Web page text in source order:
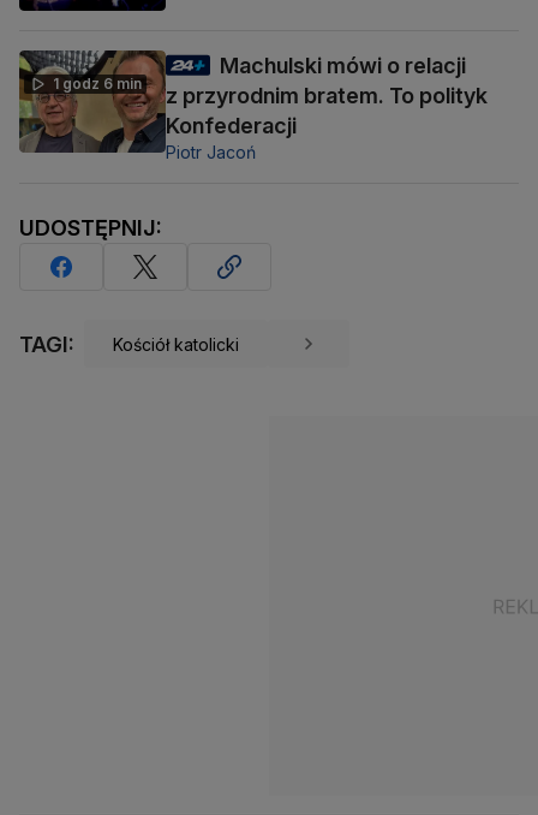
1 godz 6 min
Machulski mówi o relacji
z przyrodnim bratem. To polityk
Konfederacji
Piotr Jacoń
UDOSTĘPNIJ:
TAGI: Kościół katolicki